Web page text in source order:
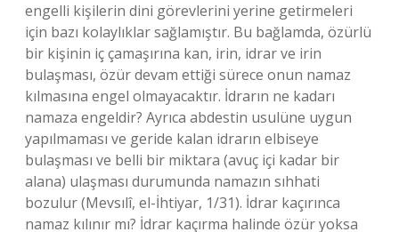
engelli kişilerin dini görevlerini yerine getirmeleri
için bazı kolaylıklar sağlamıştır. Bu bağlamda, özürlü
bir kişinin iç çamaşırına kan, irin, idrar ve irin
bulaşması, özür devam ettiği sürece onun namaz
kılmasına engel olmayacaktır. İdrarın ne kadarı
namaza engeldir? Ayrıca abdestin usulüne uygun
yapılmaması ve geride kalan idrarın elbiseye
bulaşması ve belli bir miktara (avuç içi kadar bir
alana) ulaşması durumunda namazın sıhhati
bozulur (Mevsılî, el-İhtiyar, 1/31). İdrar kaçırınca
namaz kılınır mı? İdrar kaçırma halinde özür yoksa